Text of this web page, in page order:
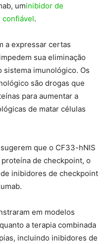
uminibidor de
confiável.
a expressar certas
sua eliminação
sistema imunológico. Os
são drogas que
para aumentar a
de matar células
sugerem que o CF33-hNIS
de checkpoint, o
inibidores de checkpoint
em modelos
a terapia combinada
incluindo inibidores de